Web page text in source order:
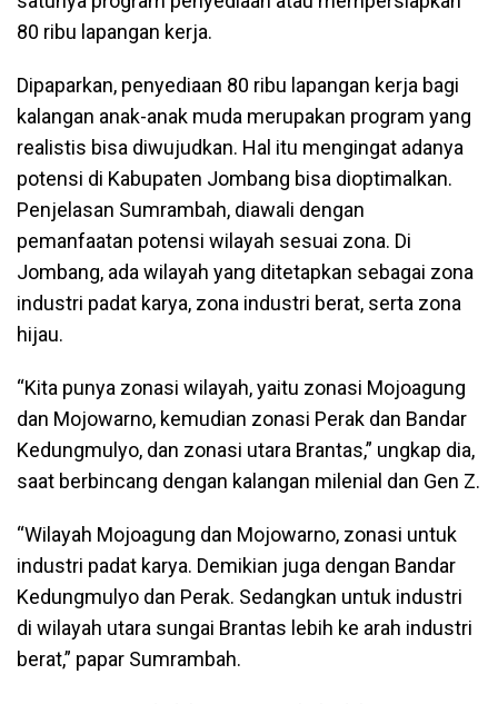
80 ribu lapangan kerja.
Dipaparkan, penyediaan 80 ribu lapangan kerja bagi
kalangan anak-anak muda merupakan program yang
realistis bisa diwujudkan. Hal itu mengingat adanya
potensi di Kabupaten Jombang bisa dioptimalkan.
Penjelasan Sumrambah, diawali dengan
pemanfaatan potensi wilayah sesuai zona. Di
Jombang, ada wilayah yang ditetapkan sebagai zona
industri padat karya, zona industri berat, serta zona
hijau.
“Kita punya zonasi wilayah, yaitu zonasi Mojoagung
dan Mojowarno, kemudian zonasi Perak dan Bandar
Kedungmulyo, dan zonasi utara Brantas,” ungkap dia,
saat berbincang dengan kalangan milenial dan Gen Z.
“Wilayah Mojoagung dan Mojowarno, zonasi untuk
industri padat karya. Demikian juga dengan Bandar
Kedungmulyo dan Perak. Sedangkan untuk industri
di wilayah utara sungai Brantas lebih ke arah industri
berat,” papar Sumrambah.